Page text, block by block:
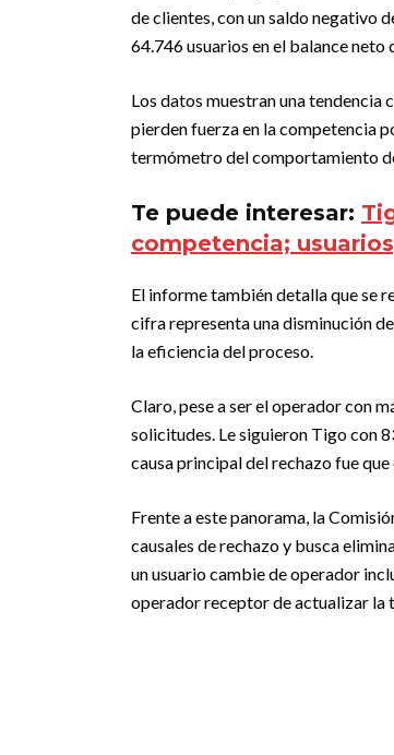
de clientes, con un saldo negativo
64.746 usuarios en el balance neto
Los datos muestran una
pierden fuerza en la competencia
termómetro del comportamiento
Te puede interesar:
competencia;
El informe también detalla que se
cifra representa una disminución
la eficiencia del proceso.
Claro, pese a ser el operador con
solicitudes. Le siguieron Tigo con
causa principal del rechazo fue
Frente a este panorama, la
causales de rechazo y busca
un usuario cambie de operador
operador receptor de actualizar la